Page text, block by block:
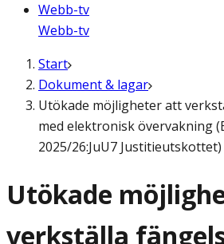
Webb-tv
Webb-tv
Start
Dokument & lagar
Utökade möjligheter att
med elektronisk övervakning
2025/26:JuU7 Justitieutskottet)
Utökade
verkställa